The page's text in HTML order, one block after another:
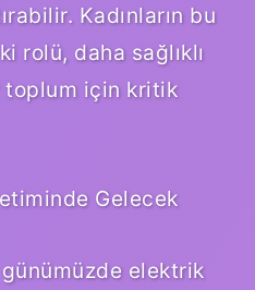
Kadınların bu
rolü, daha sağlıklı
için kritik
Gelecek
elektrik